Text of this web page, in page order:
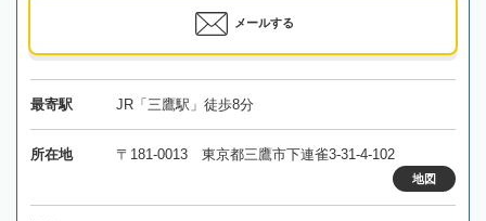
メールする
最寄駅 JR「三鷹駅」徒歩8分
所在地 〒181-0013 東京都三鷹市下連雀3-31-4-102
地図